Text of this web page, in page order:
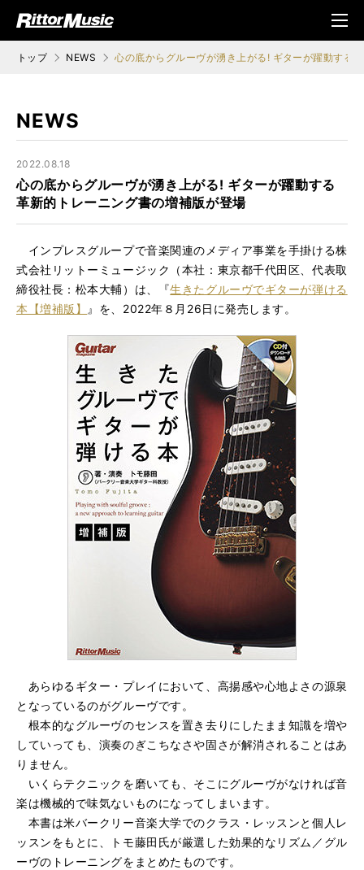
ジック (Rittor Musi
メニ
ュ
トップ NEWS 心の底からグルーヴが湧き上がる! ギターが躍動する
NEWS
2022.08.18
心の底からグルーヴが湧き上がる! ギターが躍動する
革新的トレーニング書の増補版が登場
インプレスグループで音楽関連のメディア事業を手掛ける株
式会社リットーミュージック（本社：東京都千代田区、代表取
締役社長：松本大輔）は、『生きたグルーヴでギターが弾ける
本【増補版】
』を、2022年８月26日に発売します。
あらゆるギター・プレイにおいて、高揚感や心地よさの源泉
となっているのがグルーヴです。
根本的なグルーヴのセンスを置き去りにしたまま知識を増や
していっても、演奏のぎこちなさや固さが解消されることはあ
りません。
いくらテクニックを磨いても、そこにグルーヴがなければ音
楽は機械的で味気ないものになってしまいます。
本書は米バークリー音楽大学でのクラス・レッスンと個人レ
ッスンをもとに、トモ藤田氏が厳選した効果的なリズム／グル
ーヴのトレーニングをまとめたものです。